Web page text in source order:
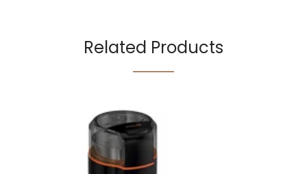
Related Products